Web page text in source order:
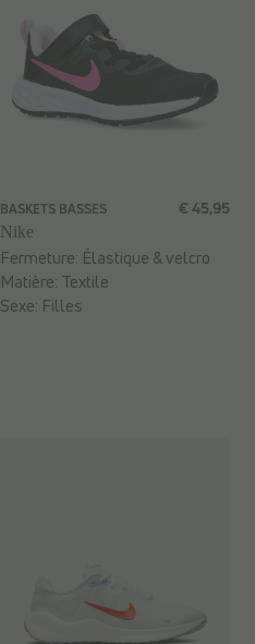
BASKETS BASSES
Nike
€ 45,95
Fermeture: Élastique & velcro
Matière: Textile
Sexe: Filles